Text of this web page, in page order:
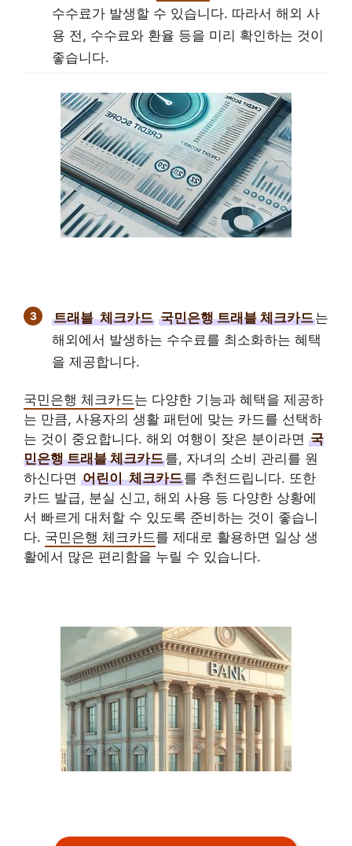
수수료가 발생할 수 있습니다. 따라서 해외 사
용 전, 수수료와 환율 등을 미리 확인하는 것이
좋습니다.
트래블 체크카드 국민은행 트래블 체크카드는
해외에서 발생하는 수수료를 최소화하는 혜택
을 제공합니다.
국민은행 체크카드는 다양한 기능과 혜택을 제공하
는 만큼, 사용자의 생활 패턴에 맞는 카드를 선택하
는 것이 중요합니다. 해외 여행이 잦은 분이라면 국
민은행 트래블 체크카드를, 자녀의 소비 관리를 원
하신다면 어린이 체크카드를 추천드립니다. 또한
카드 발급, 분실 신고, 해외 사용 등 다양한 상황에
서 빠르게 대처할 수 있도록 준비하는 것이 좋습니
다. 국민은행 체크카드를 제대로 활용하면 일상 생
활에서 많은 편리함을 누릴 수 있습니다.